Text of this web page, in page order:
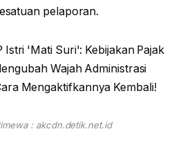
pelaporan.
: akcdn.detik.net.id